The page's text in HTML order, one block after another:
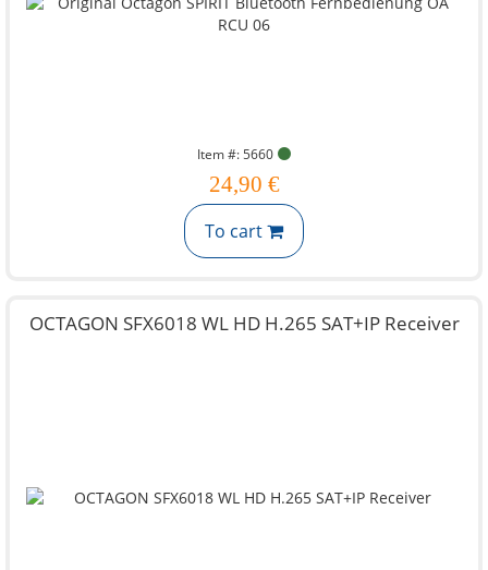
Item #: 5660
24,90 €
To cart
OCTAGON SFX6018 WL HD H.265 SAT+IP Receiver